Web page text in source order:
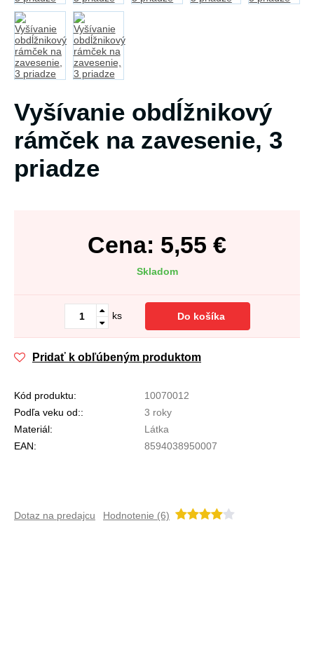
Vyšívanie obdĺžnikový
rámček na zavesenie, 3
priadze
Cena: 5,55 €
Skladom
ks Do košíka
Pridať k obľúbeným produktom
Kód produktu:
10070012
Podľa veku od::
3 roky
Materiál:
Látka
EAN:
8594038950007
Dotaz na predajcu Hodnotenie (6)